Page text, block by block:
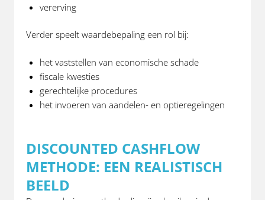
vererving
Verder speelt waardebepaling een rol bij:
het vaststellen van economische schade
fiscale kwesties
gerechtelijke procedures
het invoeren van aandelen- en optieregelingen
DISCOUNTED CASHFLOW
METHODE: EEN REALISTISCH
BEELD